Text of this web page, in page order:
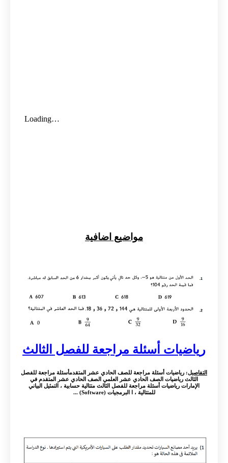
مواضيع اضافية
رياضيات أسئلة مراجعة للفصل الثالث
التفاصيل: رياضيات أسئلة مراجعة للصف الحادي عشر المتقدمأسئلة مراجعة للفصل
الثالث رياضيات الصف الحادي عشر العلمي الصف الحادي عشر المتقدم في
الإمارات رياضيات أسئلة مراجعة للفصل الثالث متتالية حسابية ، التمثيل البياني
للمتتالية ، ا البرمجيات (Software) ...